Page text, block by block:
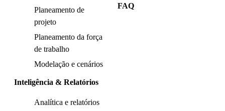
Planeamento de
projeto
Planeamento da força
de trabalho
Modelação e cenários
Inteligência & Relatórios
Analítica e relatórios
FAQ